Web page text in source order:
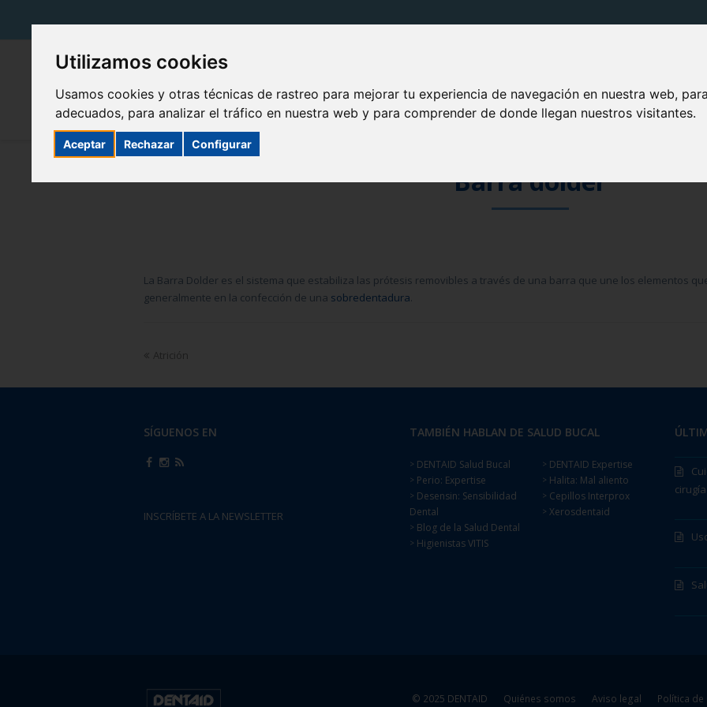
Utilizamos cookies
Usamos cookies y otras técnicas de rastreo para mejorar tu experiencia de navegación en nuestra web,
adecuados, para analizar el tráfico en nuestra web y para comprender de donde llegan nuestros visitantes.
Aceptar Rechazar Configurar
PRODUCTOS VITIS SOLUCIONES VITIS TU
Barra dolder
La Barra Dolder es el sistema que estabiliza las prótesis removibles a través de una barra que une los elementos
generalmente en la confección de una sobredentadura.
Atrición
SÍGUENOS EN
INSCRÍBETE A LA NEWSLETTER
TAMBIÉN HABLAN DE SALUD BUCAL
> DENTAID Salud Bucal
> Perio: Expertise
> Desensin: Sensibilidad
Dental
> Blog de la Salud Dental
> Higienistas VITIS
> DENTAID Expertise
> Halita: Mal aliento
> Cepillos Interprox
> Xerosdentaid
cirugía
© 2025 DENTAID Quiénes somos Aviso legal Política